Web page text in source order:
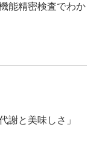
能精密検査でわか
謝と美味しさ」